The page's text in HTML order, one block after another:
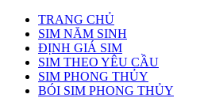
TRANG CHỦ
SIM NĂM SINH
ĐỊNH GIÁ SIM
SIM THEO YÊU CẦU
SIM PHONG THỦY
BÓI SIM PHONG THỦY